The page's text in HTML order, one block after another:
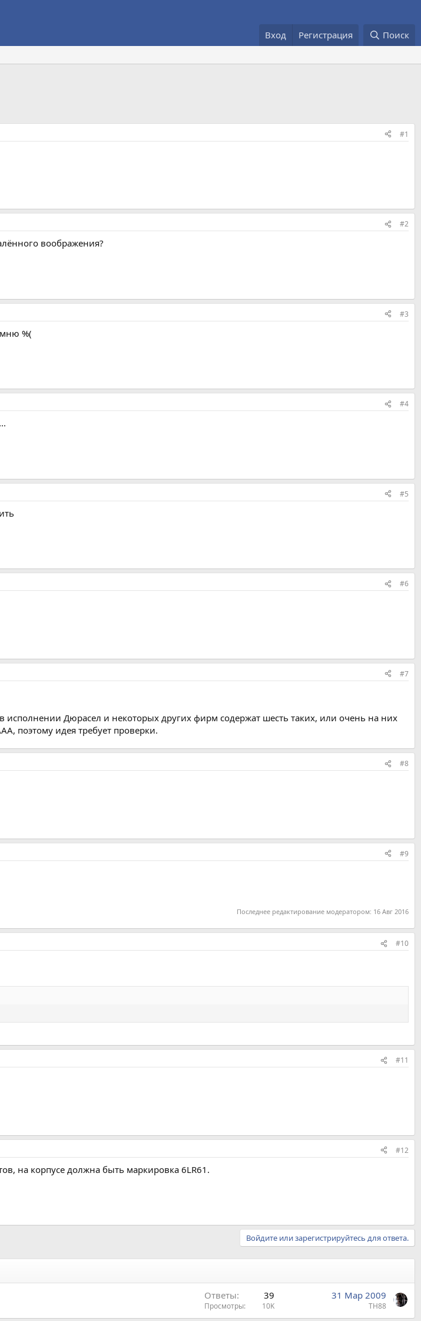
Вход Регистрация Поиск
#1
#2
воображения?
#3
%(
#4
#5
#6
#7
Дюрасел и некоторых других фирм содержат шесть таких, или очень на них
поэтому идея требует проверки.
#8
#9
Последнее редактирование модератором: 16 Авг 2016
#10
#11
#12
на корпусе должна быть маркировка 6LR61.
Войдите или зарегистрируйтесь для ответа.
Ответы 39
Просмотры 10K
31 Мар 2009
TH88